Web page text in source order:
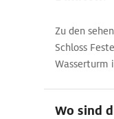
Zu den
Schloss
Wasserturm
Wo sind